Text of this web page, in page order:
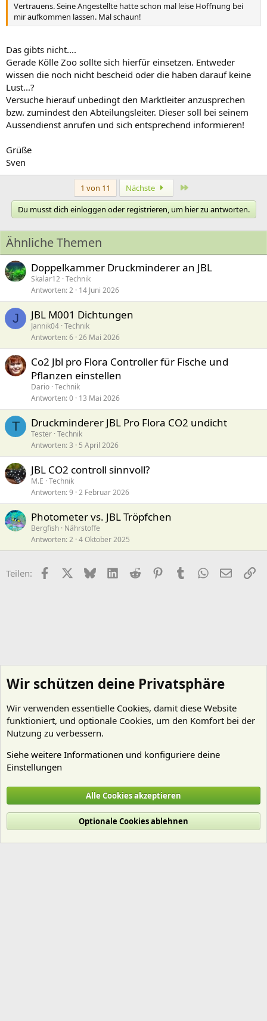
Vertrauens. Seine Angestellte hatte schon mal leise Hoffnung bei
mir aufkommen lassen. Mal schaun!
Das gibts nicht....
Gerade Kölle Zoo sollte sich hierfür einsetzen. Entweder
wissen die noch nicht bescheid oder die haben darauf keine
Lust...?
Versuche hierauf unbedingt den Marktleiter anzusprechen
bzw. zumindest den Abteilungsleiter. Dieser soll bei seinem
Aussendienst anrufen und sich entsprechend informieren!
Grüße
Sven
1 von 11 Nächste
Du musst dich einloggen oder registrieren, um hier zu antworten.
Ähnliche Themen
Doppelkammer Druckminderer an JBL
Skalar12 Technik
Antworten 2 14 Juni 2026
J JBL M001 Dichtungen
Jannik04 Technik
Antworten 6 26 Mai 2026
Co2 Jbl pro Flora Controller für Fische und
Pflanzen einstellen
Dario Technik
Antworten 0 13 Mai 2026
T Druckminderer JBL Pro Flora CO2 undicht
Tester Technik
Antworten 3 5 April 2026
JBL CO2 controll sinnvoll?
M.E Technik
Antworten 9 2 Februar 2026
Photometer vs. JBL Tröpfchen
Bergfish Nährstoffe
Antworten 2 4 Oktober 2025
Teilen: FacebookX (Twitter)
BlueskyLinkedIn
Reddit PinterestTumblr WhatsApp
E-Mail
Cookies
Deutsch (Du)
Nutzungsbedingungen
Datenschutz Hilfe und Impressum
R
Wir schützen deine Privatsphäre
Wir verwenden essentielle Cookies, damit diese Website
funktioniert, und optionale Cookies, um den Komfort bei der
Nutzung zu verbessern.
Siehe weitere Informationen und konfiguriere deine
Einstellungen
Alle Cookies akzeptieren
Optionale Cookies ablehnen